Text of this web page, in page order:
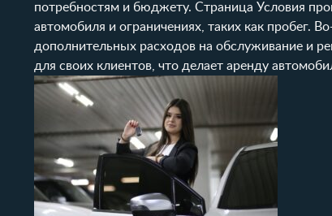
потребностям и бюджету. Страница Условия
автомобиля и ограничениях, таких как пробег.
дополнительных расходов на обслуживание и
для своих клиентов, что делает аренду